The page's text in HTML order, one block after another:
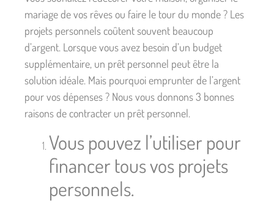
mariage de vos rêves ou faire le tour du monde ? Les
projets personnels coûtent souvent beaucoup
d’argent. Lorsque vous avez besoin d’un budget
supplémentaire, un prêt personnel peut être la
solution idéale. Mais pourquoi emprunter de l’argent
pour vos dépenses ? Nous vous donnons 3 bonnes
raisons de contracter un prêt personnel.
Vous pouvez l’utiliser pour
financer tous vos projets
personnels.